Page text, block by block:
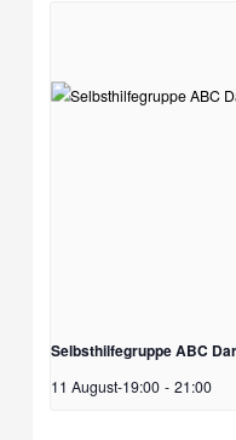
Selbsthilfegruppe ABC
11 August-19:00 - 21:00